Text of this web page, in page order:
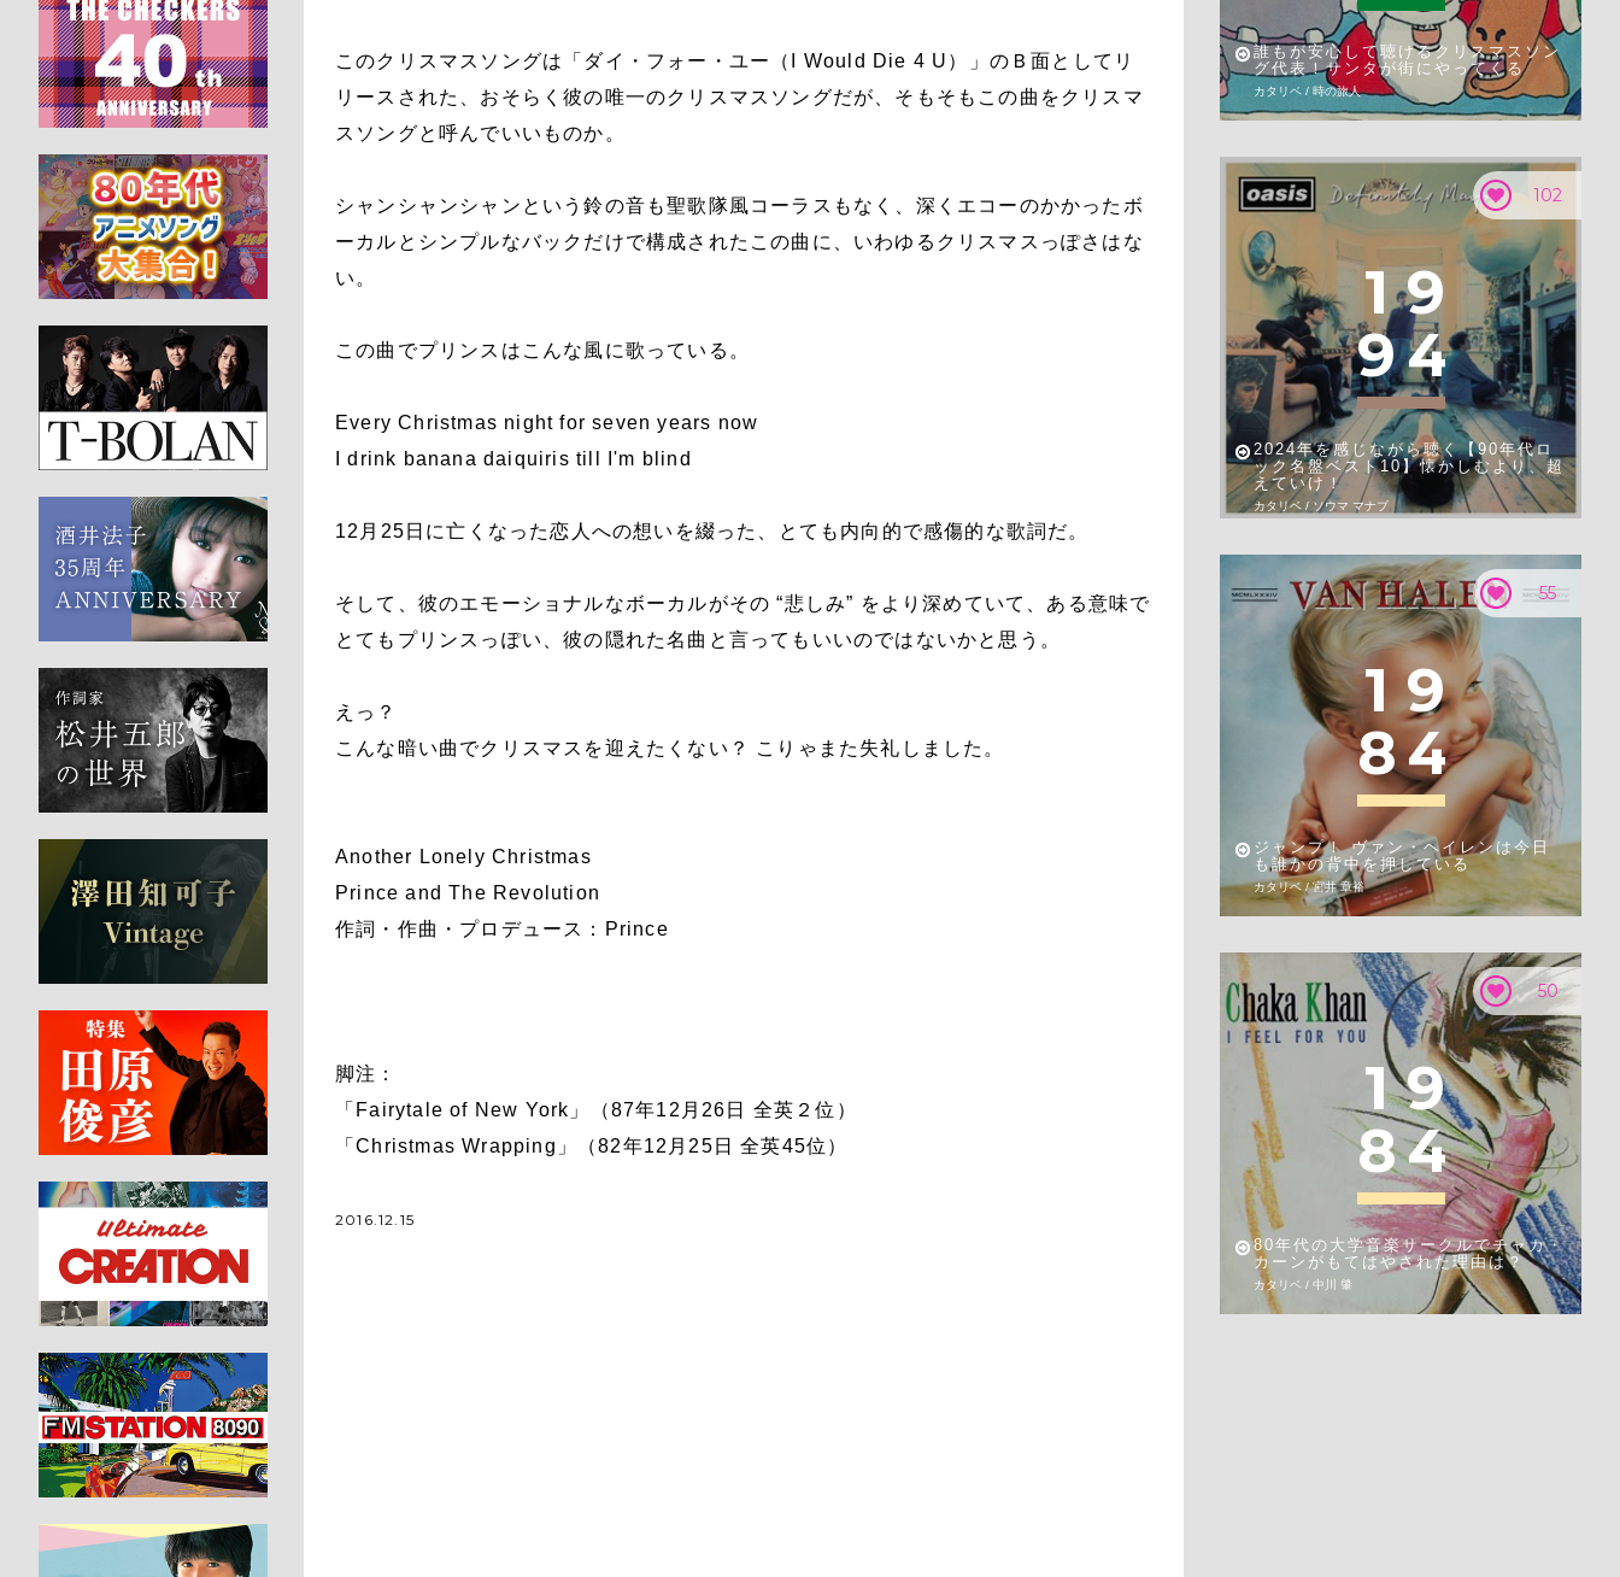
このクリスマスソングは「ダイ・フォー・ユー（I Would Die 4 U）」のＢ面としてリ
リースされた、おそらく彼の唯一のクリスマスソングだが、そもそもこの曲をクリスマ
スソングと呼んでいいものか。
シャンシャンシャンという鈴の音も聖歌隊風コーラスもなく、深くエコーのかかったボ
ーカルとシンプルなバックだけで構成されたこの曲に、いわゆるクリスマスっぽさはな
い。
この曲でプリンスはこんな風に歌っている。
Every Christmas night for seven years now
I drink banana daiquiris till I'm blind
12月25日に亡くなった恋人への想いを綴った、とても内向的で感傷的な歌詞だ。
そして、彼のエモーショナルなボーカルがその “悲しみ” をより深めていて、ある意味で
とてもプリンスっぽい、彼の隠れた名曲と言ってもいいのではないかと思う。
えっ？
こんな暗い曲でクリスマスを迎えたくない？ こりゃまた失礼しました。
Another Lonely Christmas
Prince and The Revolution
作詞・作曲・プロデュース：Prince
脚注：
「Fairytale of New York」（87年12月26日 全英２位）
「Christmas Wrapping」（82年12月25日 全英45位）
2016.12.15
誰もが安心して聴けるクリスマスソン
グ代表！サンタが街にやってくる
カタリベ / 時の旅人
102
1 9
94
2024年を感じながら聴く【90年代ロ
ック名盤ベスト10】懐かしむより、超
えていけ！
カタリベ / ソウマ マナブ
55
1 9
84
ジャンプ！ ヴァン・ヘイレンは今日
も誰かの背中を押している
カタリベ / 宮井 章裕
50
1 9
84
80年代の大学音楽サークルでチャカ・
カーンがもてはやされた理由は？
カタリベ / 中川 肇